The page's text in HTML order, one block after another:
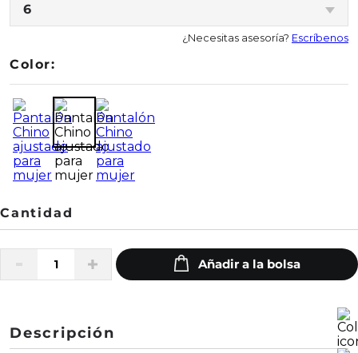
6
¿Necesitas asesoría? Escríbenos
Color:
Descripción